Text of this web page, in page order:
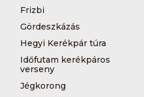
Frizbi
Gördeszkázás
Hegyi Kerékpár túra
Időfutam kerékpáros
verseny
Jégkorong